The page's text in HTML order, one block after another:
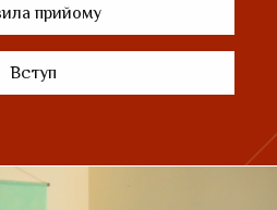
прийому
Вступ